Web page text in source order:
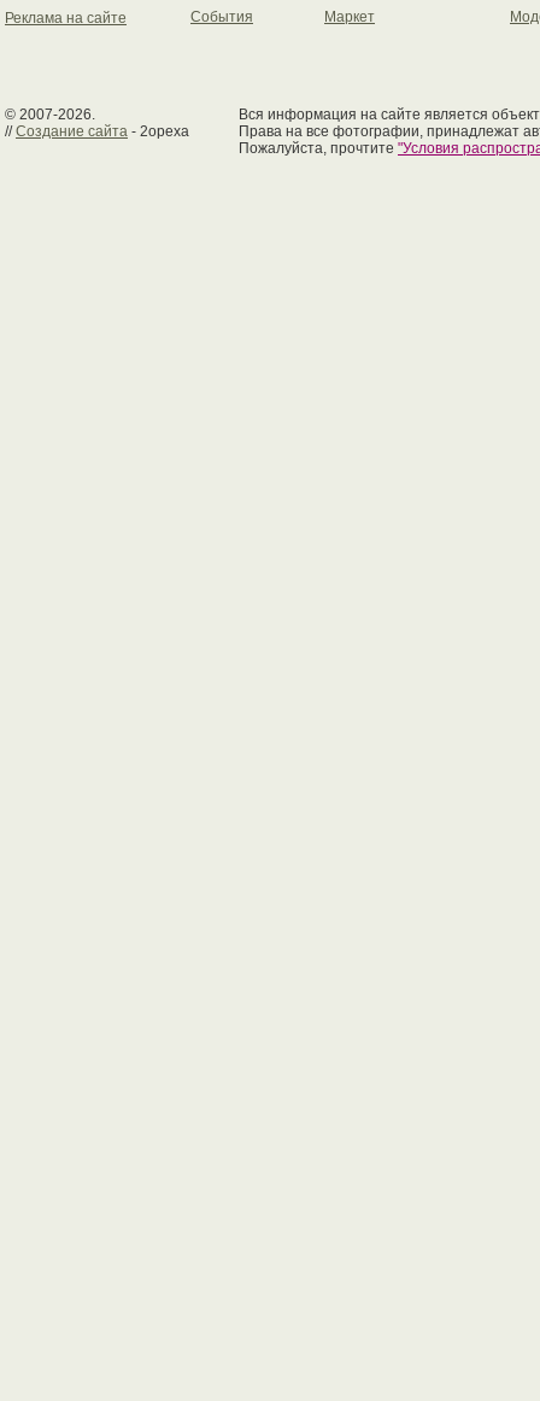
Реклама на сайте
События
Маркет
© 2007-2026.
//Создание сайта - 2opexa
Вся информация на сайте является
Права на все фотографии, принадлежат
Пожалуйста, прочтите "Условия